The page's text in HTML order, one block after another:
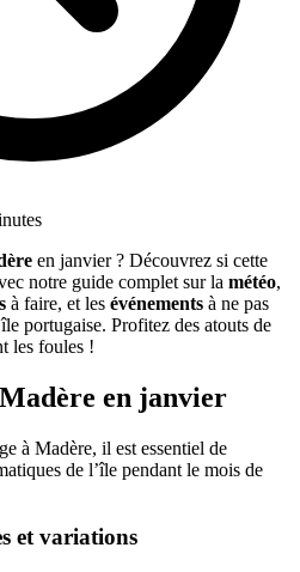
en janvier ? Découvrez si cette
notre guide complet sur la météo,
à faire, et les événements à ne pas
portugaise. Profitez des atouts de
les foules !
en janvier
à Madère, il est essentiel de
de l’île pendant le mois de
et variations